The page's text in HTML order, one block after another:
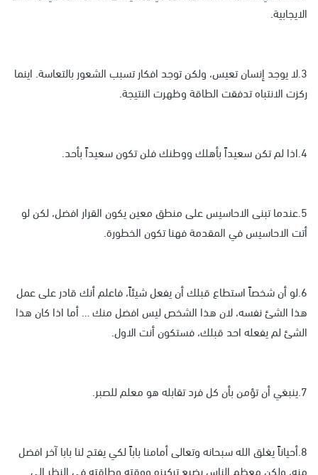
الايجابية.
3.لا يوجد إنسان تعيس، ولكن توجد افكار تسبب الشعور بالتعاسة. اينما
ركزت الانتباه تدفقت الطاقة وظهرت النتيجة.
4.اذا لم تكن سعيداً بأهلك ووطنك فلن تكون سعيداً بأحد.
5.عندما تبنى الاحاسيس على منطق معين يكون القرار افضل، لكن لو
أتت الاحاسيس في المقدمة فهنا تكون الخطورة.
6.لو أن شخصاً استطاع قبلك أن يفعل شيئاً، فاعلم أنك قادر على عمل
هذا الشئ نفسه، لان هذا الشخص ليس افضل منك … أما اذا كان هذا
الشئ لم يفعله احد قبلك، فستكون أنت الاول.
7.ينبغي أن تؤمن بأن كل فرد تقابله هو معلم للصبر.
8.أحياناً يغلق الله سبحانه وتعالى أمامنا باباً لكي يفتح لنا بابا آخر افضل
منه، ولكن معظم الناس يضيع تركيزه ووقته وطاقته في النظر الى